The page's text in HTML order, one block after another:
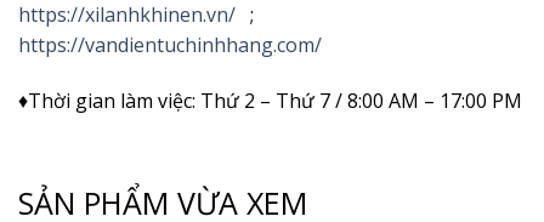
https://xilanhkhinen.vn/ ;
https://vandientuchinhhang.com/
♦Thời gian làm việc: Thứ 2 – Thứ 7 / 8:00 AM – 17:00 PM
SẢN PHẨM VỪA XEM